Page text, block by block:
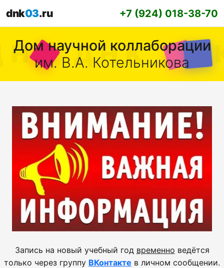
dnk03.ru +7 (924) 018-38-70
Дом научной коллаборации
им. В.А. Котельникова
Запись на новый учебный год временно ведётся
только через группу ВКонтакте в личном сообщении.